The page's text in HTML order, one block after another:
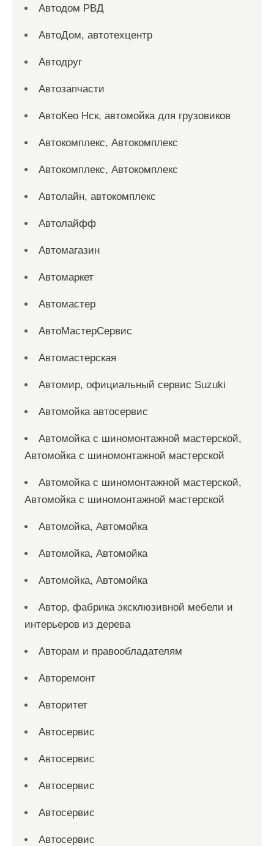
Автодом РВД
АвтоДом, автотехцентр
Автодруг
Автозапчасти
АвтоКео Нск, автомойка для грузовиков
Автокомплекс, Автокомплекс
Автокомплекс, Автокомплекс
Автолайн, автокомплекс
Автолайфф
Автомагазин
Автомаркет
Автомастер
АвтоМастерСервис
Автомастерская
Автомир, официальный сервис Suzuki
Автомойка автосервис
Автомойка с шиномонтажной мастерской,
Автомойка с шиномонтажной мастерской
Автомойка с шиномонтажной мастерской,
Автомойка с шиномонтажной мастерской
Автомойка, Автомойка
Автомойка, Автомойка
Автомойка, Автомойка
Автор, фабрика эксклюзивной мебели и
интерьеров из дерева
Авторам и правообладателям
Авторемонт
Авторитет
Автосервис
Автосервис
Автосервис
Автосервис
Автосервис